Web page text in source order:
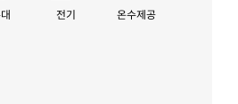
전기 온수제공